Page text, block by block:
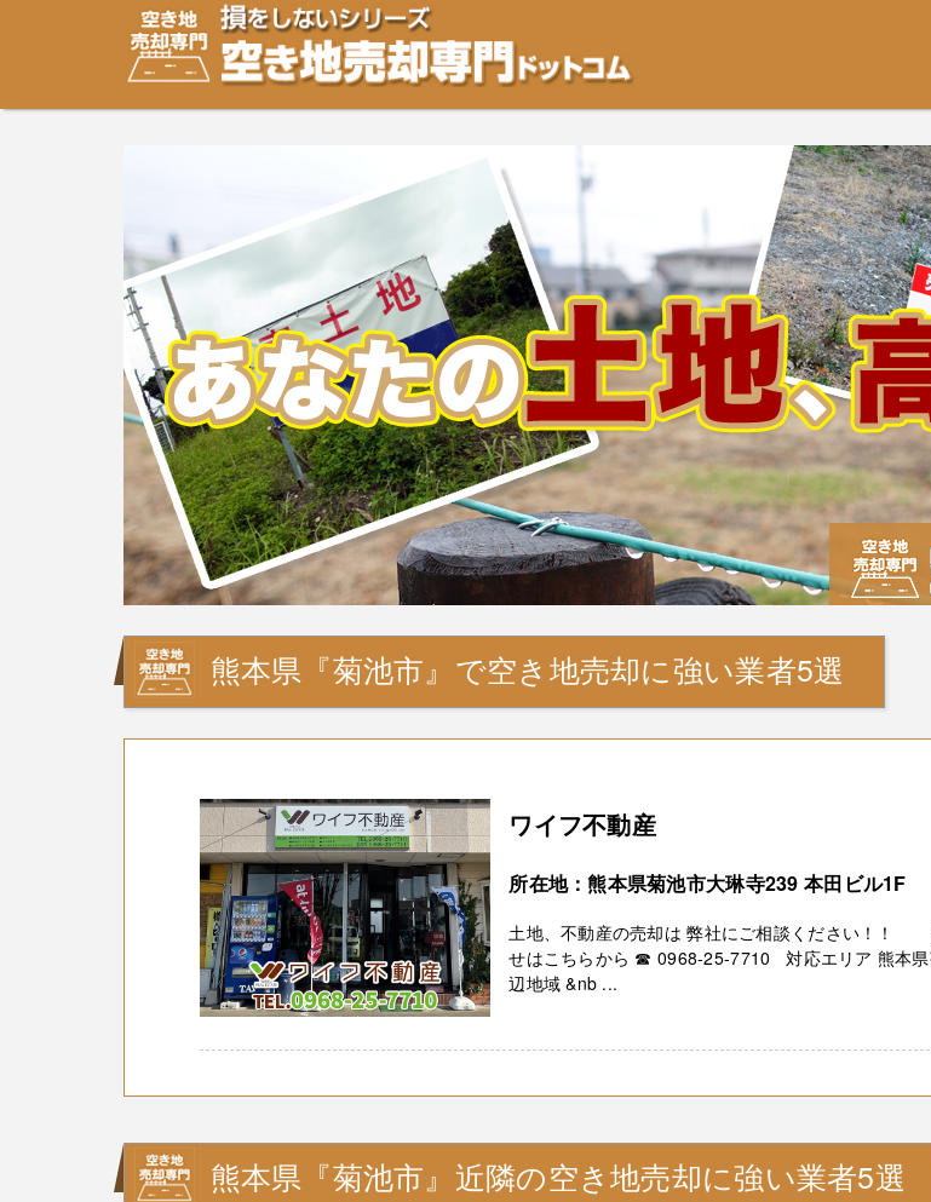
空き地・土地の「売却」は「個人」の方々が、「買取」は不動産や開発等の「業者」が物件を買います。一般的に「
り安めの売却金額と言われています。空き地・土地の売却をご検討中の方はお気軽にご相談ください。空き地・土
熊本県『菊池市』で空き地売却に強い業者5選
ワイフ不動産
所在地：熊本県菊池市大琳寺239 本田ビル1F
土地、不動産の売却は 弊社にご相談ください！！
せはこちらから ☎ 0968-25-7710 対応エリア 熊本県
辺地域 &nb ...
熊本県『菊池市』近隣の空き地売却に強い業者5選